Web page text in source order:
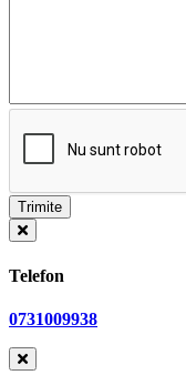
Telefon
0731009938